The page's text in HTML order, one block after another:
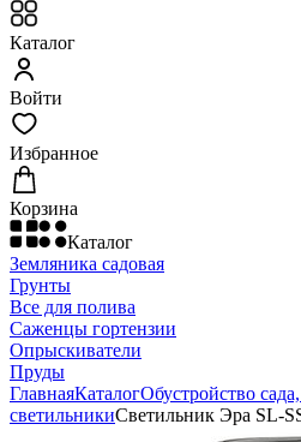
Каталог
Войти
Избранное
Корзина
Каталог
Земляника садовая
Грунты
Все для полива
Саженцы гортензии
Опрыскиватели
Пруды
ГлавнаяКаталогОбустройство
светильникиСветильник Эра SL-